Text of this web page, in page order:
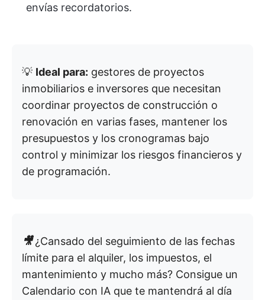
envías recordatorios.
💡 Ideal para: gestores de proyectos
inmobiliarios e inversores que necesitan
coordinar proyectos de construcción o
renovación en varias fases, mantener los
presupuestos y los cronogramas bajo
control y minimizar los riesgos financieros y
de programación.
🎥¿Cansado del seguimiento de las fechas
límite para el alquiler, los impuestos, el
mantenimiento y mucho más? Consigue un
Calendario con IA que te mantendrá al día